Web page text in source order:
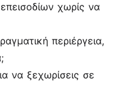
χωρίς να
περιέργεια,
να ξεχωρίσεις σε